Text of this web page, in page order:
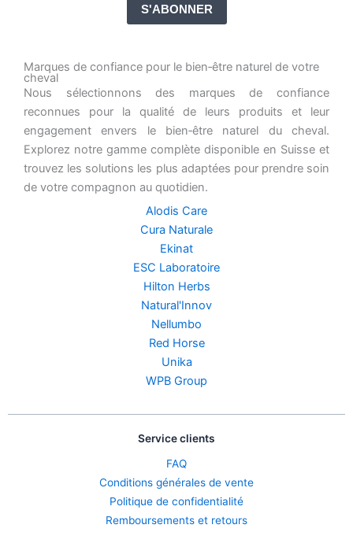
S'ABONNER
Marques de confiance pour le bien‑être naturel de votre
cheval
Nous sélectionnons des marques de confiance
reconnues pour la qualité de leurs produits et leur
engagement envers le bien‑être naturel du cheval.
Explorez notre gamme complète disponible en Suisse et
trouvez les solutions les plus adaptées pour prendre soin
de votre compagnon au quotidien.
Alodis Care
Cura Naturale
Ekinat
ESC Laboratoire
Hilton Herbs
Natural'Innov
Nellumbo
Red Horse
Unika
WPB Group
Service clients
FAQ
Conditions générales de vente
Politique de confidentialité
Remboursements et retours